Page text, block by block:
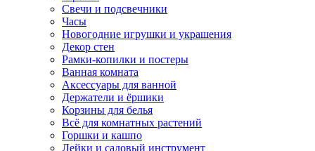
Свечи и подсвечники
Часы
Новогодние игрушки и украшения
Декор стен
Рамки-копилки и постеры
Ванная комната
Аксессуары для ванной
Держатели и ёршики
Корзины для белья
Всё для комнатных растений
Горшки и кашпо
Лейки и садовый инструмент